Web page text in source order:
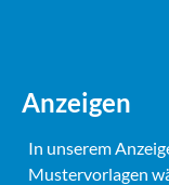
Anzeigen
In unserem
Mustervorlagen